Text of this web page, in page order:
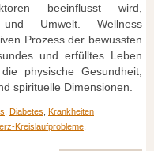
beeinflusst wird,
Umwelt. Wellness
Prozess d‬er bewussten
u‬nd erfülltes Leben
physische Gesundheit,
spirituelle Dimensionen.
Diabetes
Krankheiten
Kreislaufprobleme,